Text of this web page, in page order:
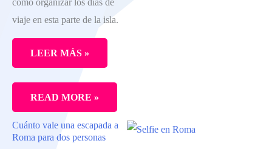
viaje en esta parte de la isla.
LEER MÁS »
LO
MEJOR
DEL
READ MORE »
Cuánto vale una escapada a
Roma para dos personas